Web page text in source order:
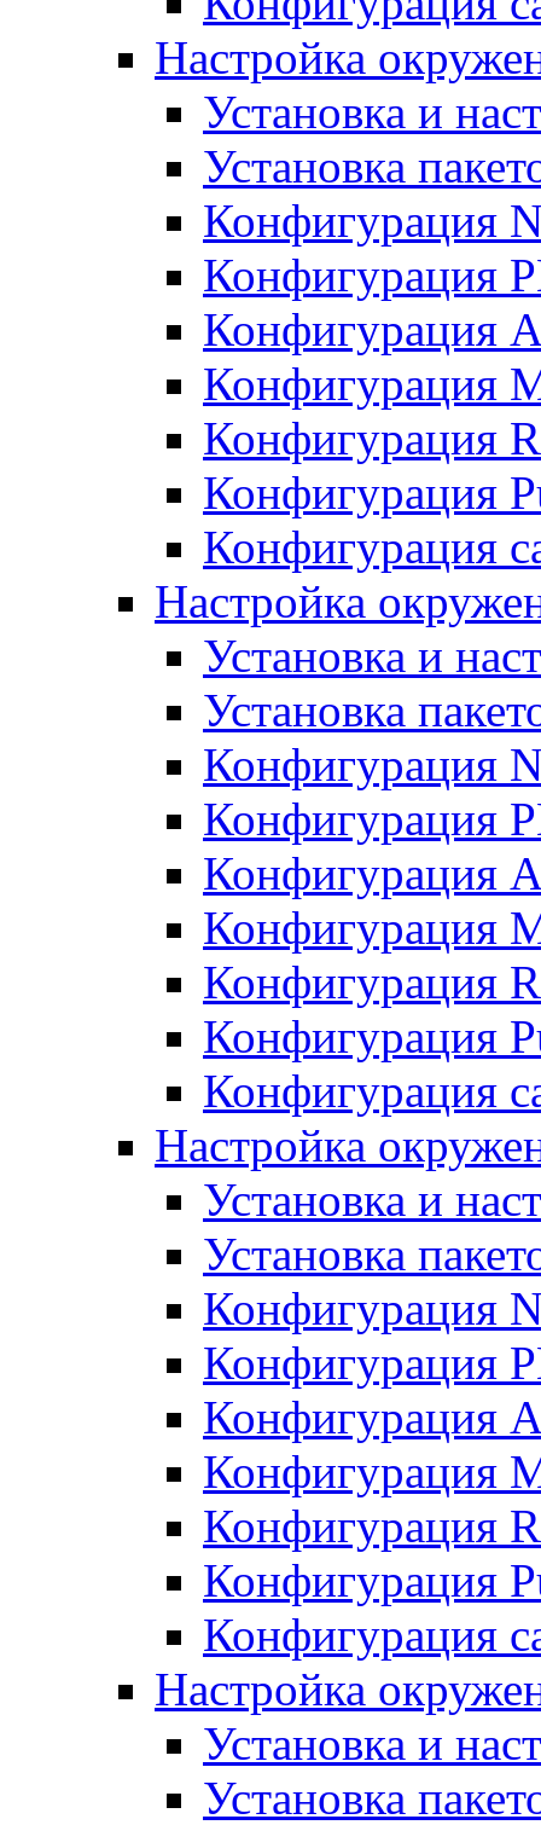
Настройка
Установка и
Установка
Конфигурация
Конфигурация
Конфигурация
Конфигурация
Конфигурация
Конфигурация
Конфигурация
Настройка
Установка и
Установка
Конфигурация
Конфигурация
Конфигурация
Конфигурация
Конфигурация
Конфигурация
Конфигурация
Настройка
Установка и
Установка
Конфигурация
Конфигурация
Конфигурация
Конфигурация
Конфигурация
Конфигурация
Конфигурация
Настройка
Установка и
Установка